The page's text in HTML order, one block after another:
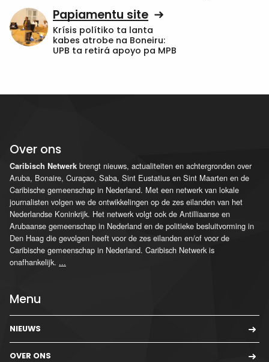
Papiamentu site
Krísis polítiko ta lanta
kabes atrobe na Boneiru:
UPB ta retirá apoyo pa MPB
Over ons
Caribisch Netwerk brengt nieuws, actualiteiten en achtergronden over
Aruba, Bonaire, Curaçao, Saba, Sint Eustatius en Sint Maarten en de
Caribische gemeenschap in Nederland. Met een netwerk van lokale
journalisten volgen we de ontwikkelingen op de zes eilanden van het
Nederlandse Koninkrijk. Het netwerk volgt ook de Antilliaanse en
Arubaanse gemeenschap in Nederland en de politieke besluitvorming in
Den Haag die gevolgen heeft voor de zes eilanden en/of voor de
Caribische gemeenschap in Nederland. Caribisch Netwerk is
onafhankelijk. ...
Menu
NIEUWS
OVER ONS